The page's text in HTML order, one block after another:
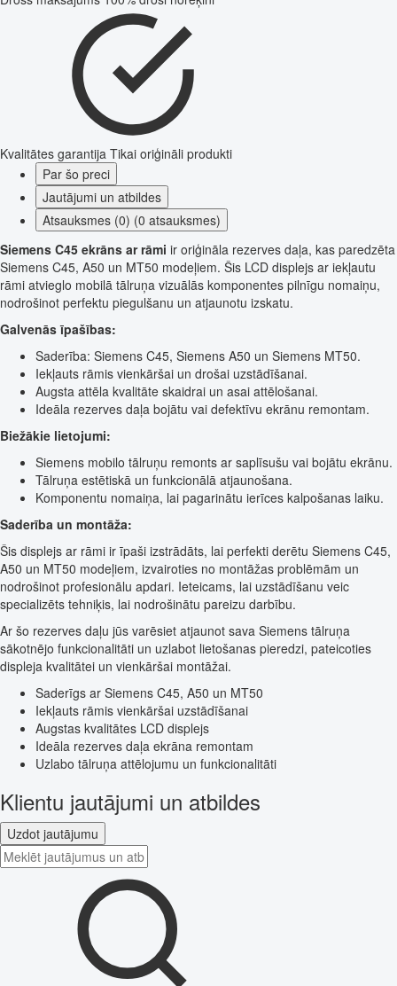
Kvalitātes garantija Tikai oriģināli produkti
Par šo preci
Jautājumi un atbildes
Atsauksmes (0) (0 atsauksmes)
Siemens C45 ekrāns ar rāmi ir oriģināla rezerves daļa, kas paredzēta
Siemens C45, A50 un MT50 modeļiem. Šis LCD displejs ar iekļautu
rāmi atvieglo mobilā tālruņa vizuālās komponentes pilnīgu nomaiņu,
nodrošinot perfektu piegulšanu un atjaunotu izskatu.
Galvenās īpašības:
Saderība: Siemens C45, Siemens A50 un Siemens MT50.
Iekļauts rāmis vienkāršai un drošai uzstādīšanai.
Augsta attēla kvalitāte skaidrai un asai attēlošanai.
Ideāla rezerves daļa bojātu vai defektīvu ekrānu remontam.
Biežākie lietojumi:
Siemens mobilo tālruņu remonts ar saplīsušu vai bojātu ekrānu.
Tālruņa estētiskā un funkcionālā atjaunošana.
Komponentu nomaiņa, lai pagarinātu ierīces kalpošanas laiku.
Saderība un montāža:
Šis displejs ar rāmi ir īpaši izstrādāts, lai perfekti derētu Siemens C45,
A50 un MT50 modeļiem, izvairoties no montāžas problēmām un
nodrošinot profesionālu apdari. Ieteicams, lai uzstādīšanu veic
specializēts tehniķis, lai nodrošinātu pareizu darbību.
Ar šo rezerves daļu jūs varēsiet atjaunot sava Siemens tālruņa
sākotnējo funkcionalitāti un uzlabot lietošanas pieredzi, pateicoties
displeja kvalitātei un vienkāršai montāžai.
Saderīgs ar Siemens C45, A50 un MT50
Iekļauts rāmis vienkāršai uzstādīšanai
Augstas kvalitātes LCD displejs
Ideāla rezerves daļa ekrāna remontam
Uzlabo tālruņa attēlojumu un funkcionalitāti
Klientu jautājumi un atbildes
Uzdot jautājumu